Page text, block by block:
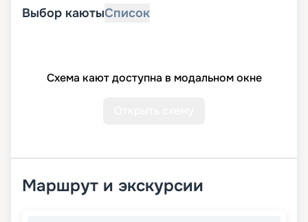
Выбор каютыСписок
Схема кают доступна в модальном окне
Маршрут и экскурсии